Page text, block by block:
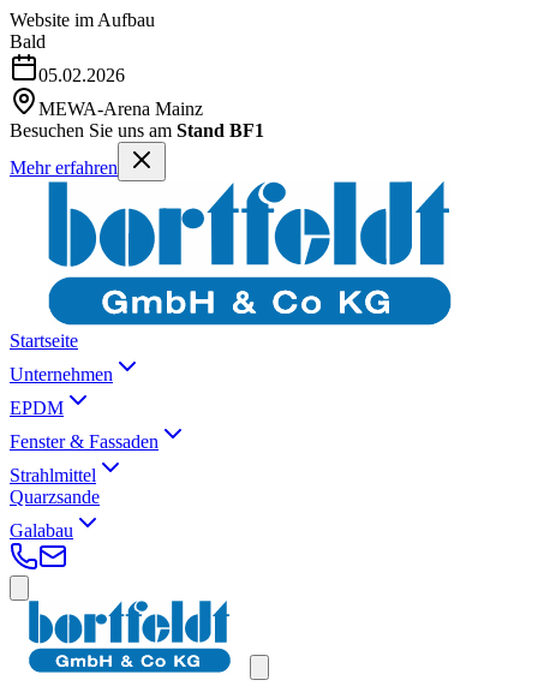
Website im Aufbau
Bald
05.02.2026
MEWA-Arena Mainz
Besuchen Sie uns am Stand BF1
Mehr erfahren
Startseite
Unternehmen
EPDM
Fenster & Fassaden
Strahlmittel
Quarzsande
Galabau